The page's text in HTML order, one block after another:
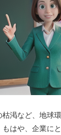
渇など、地球
もはや、企業に